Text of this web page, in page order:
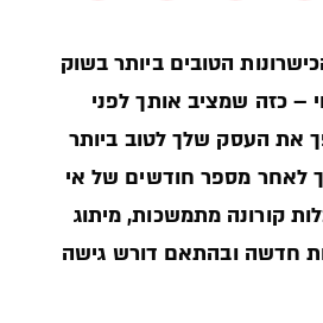
הטובים ביותר בשוק
– כזה שמציב אותך לפני
את העסק שלך לטוב ביותר
לאחר מספר חודשים של אי
קורונה מתמשכות, מיתוג
חדשה ובהתאם דורש גישה